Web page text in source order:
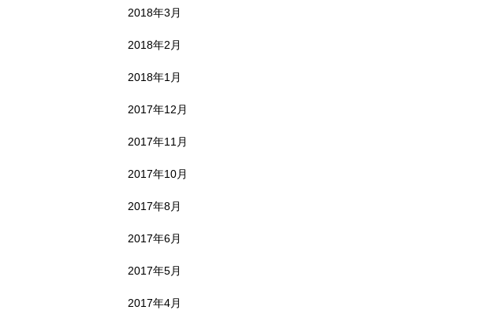
2018年3月
2018年2月
2018年1月
2017年12月
2017年11月
2017年10月
2017年8月
2017年6月
2017年5月
2017年4月